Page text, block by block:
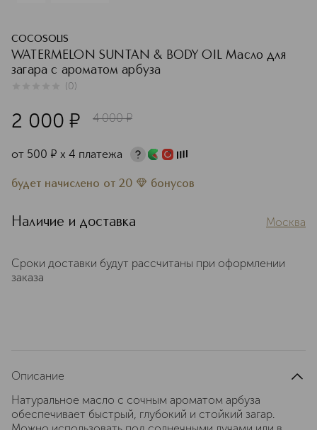
COCOSOLIS
WATERMELON SUNTAN & BODY OIL Масло для
загара с ароматом арбуза
(0)
2 000 ¤ 4 000 ¤
от 500 ¤ х 4 платежа
будет начислено от 20 бонусов
Наличие и доставка Москва
Сроки доставки будут рассчитаны при оформлении
заказа
Описание
Натуральное масло с сочным ароматом арбуза
обеспечивает быстрый, глубокий и стойкий загар.